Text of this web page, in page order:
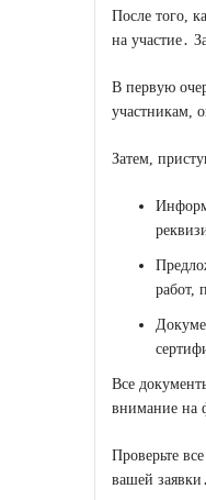
После того,
на участие․
В первую
участникам,
Затем,
работ,
Все
внимание на
Проверьте
вашей заявки․